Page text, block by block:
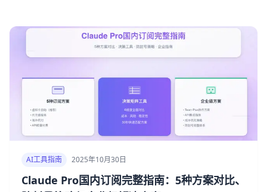
AI工具指南 2025年10月30日
Claude Pro国内订阅完整指南：5种方案对比、